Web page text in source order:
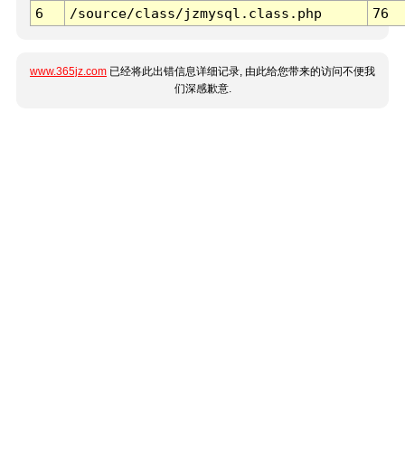
6
/source/class/jzmysql.class.php 76
www.365jz.com 已经将此出错信息详细记录, 由此给您带来的访问不便我
们深感歉意.